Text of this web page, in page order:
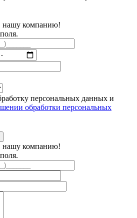
нашу компанию!
персональных данных и
обработки персональных
нашу компанию!